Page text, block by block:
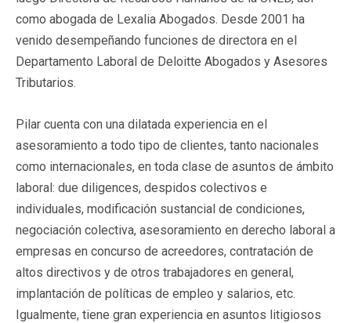
como abogada de Lexalia Abogados. Desde 2001 ha
venido desempeñando funciones de directora en el
Departamento Laboral de Deloitte Abogados y Asesores
Tributarios.
Pilar cuenta con una dilatada experiencia en el
asesoramiento a todo tipo de clientes, tanto nacionales
como internacionales, en toda clase de asuntos de ámbito
laboral: due diligences, despidos colectivos e
individuales, modificación sustancial de condiciones,
negociación colectiva, asesoramiento en derecho laboral a
empresas en concurso de acreedores, contratación de
altos directivos y de otros trabajadores en general,
implantación de políticas de empleo y salarios, etc.
Igualmente, tiene gran experiencia en asuntos litigiosos